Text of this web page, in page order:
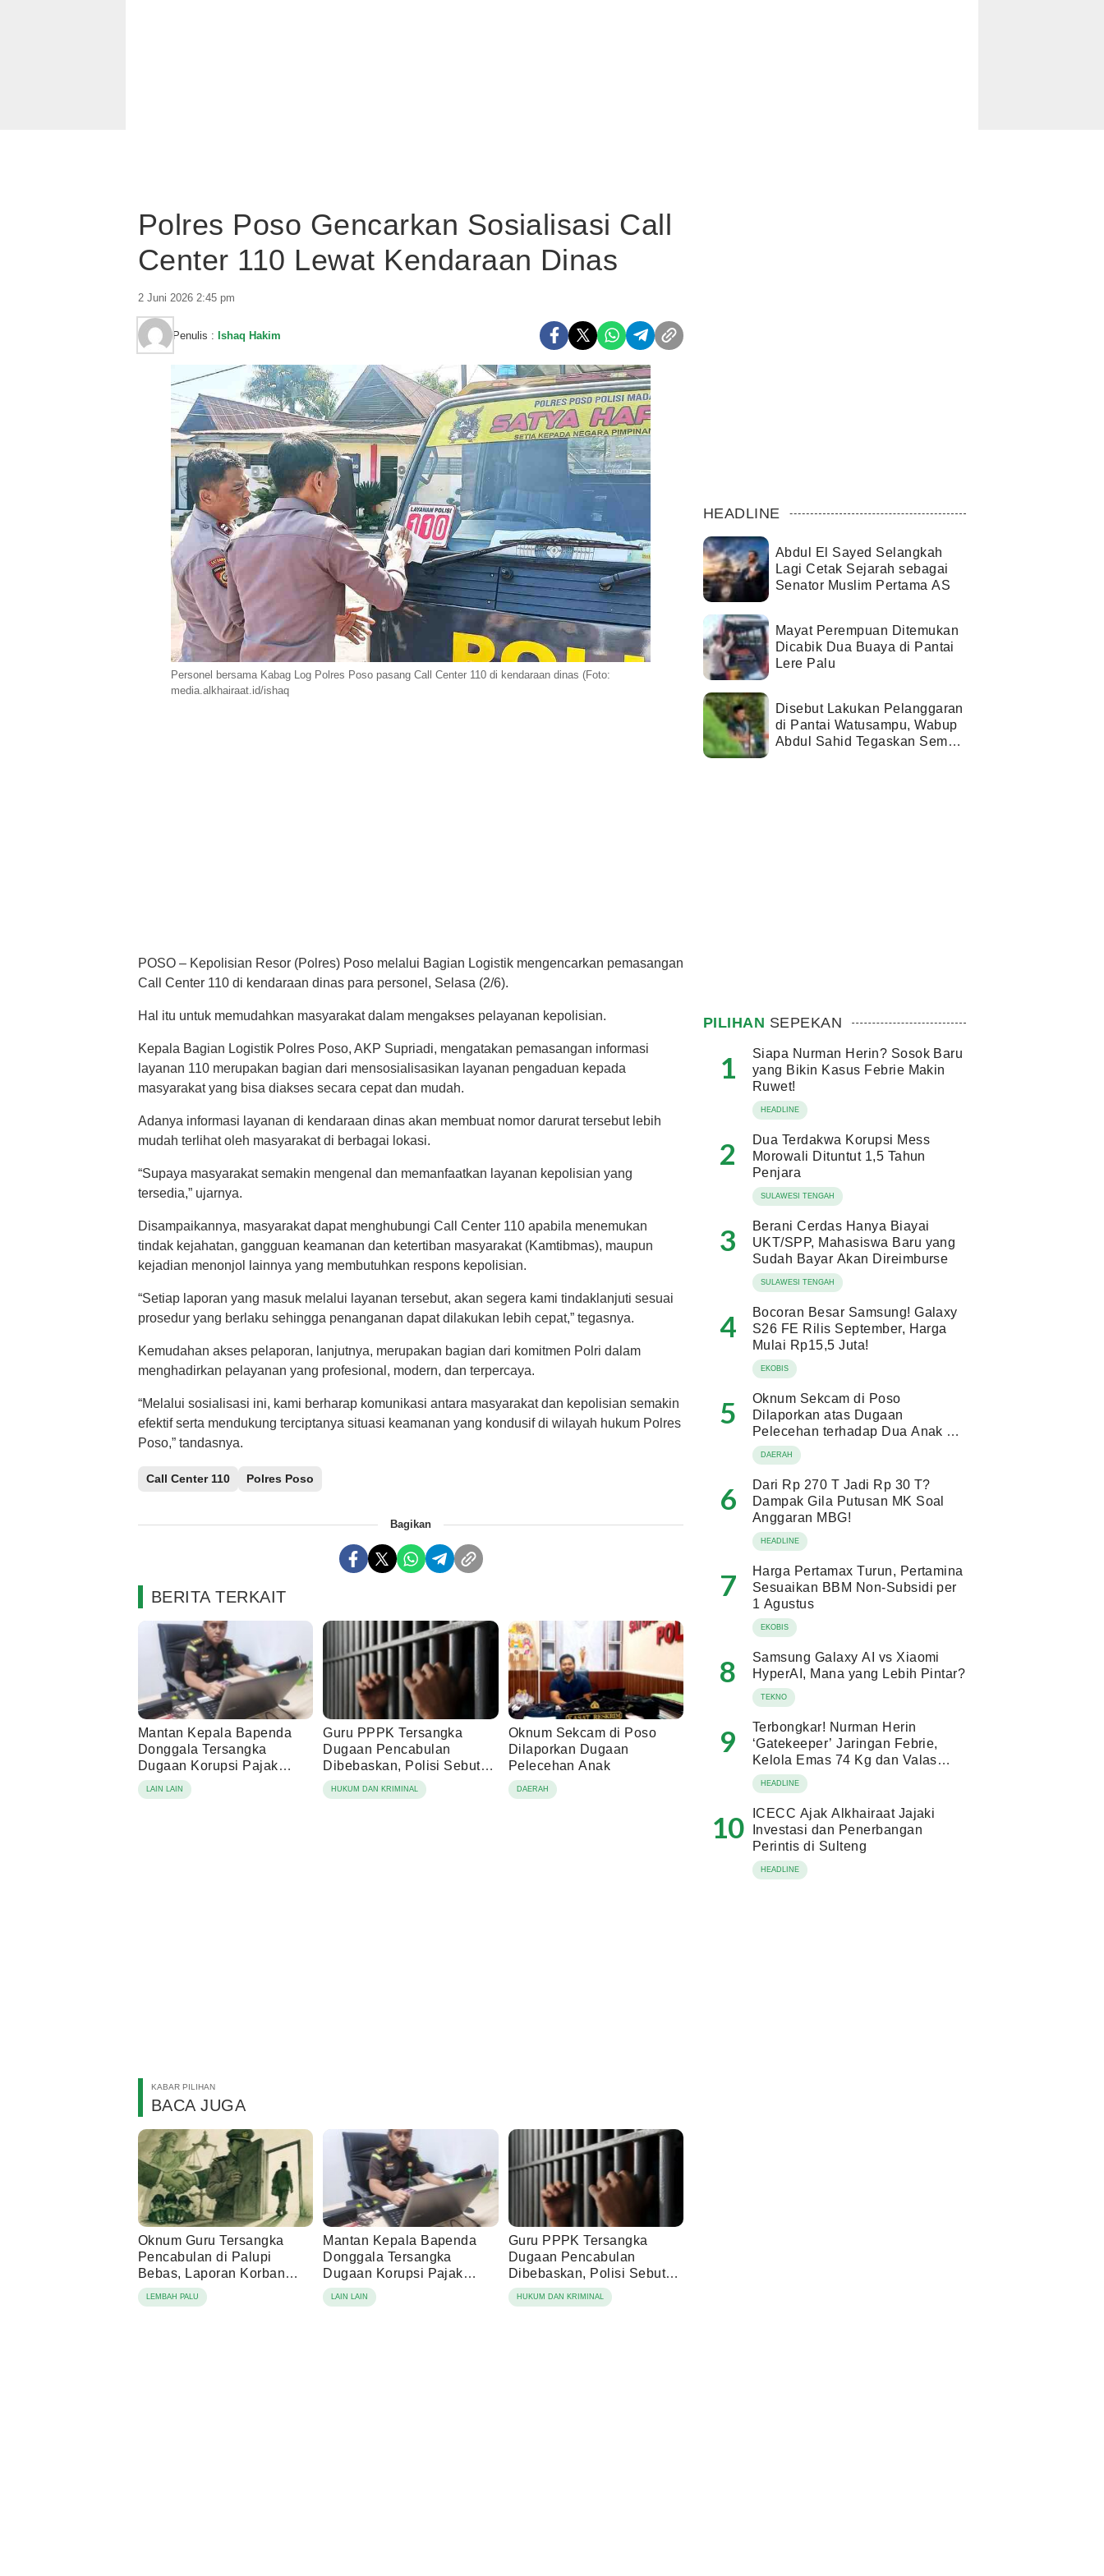
Polres Poso Gencarkan Sosialisasi Call
Center 110 Lewat Kendaraan Dinas
2 Juni 2026 2:45 pm
Penulis : Ishaq Hakim
Personel bersama Kabag Log Polres Poso pasang Call Center 110 di kendaraan dinas (Foto:
media.alkhairaat.id/ishaq
POSO – Kepolisian Resor (Polres) Poso melalui Bagian Logistik mengencarkan pemasangan
Call Center 110 di kendaraan dinas para personel, Selasa (2/6).
Hal itu untuk memudahkan masyarakat dalam mengakses pelayanan kepolisian.
Kepala Bagian Logistik Polres Poso, AKP Supriadi, mengatakan pemasangan informasi
layanan 110 merupakan bagian dari mensosialisasikan layanan pengaduan kepada
masyarakat yang bisa diakses secara cepat dan mudah.
Adanya informasi layanan di kendaraan dinas akan membuat nomor darurat tersebut lebih
mudah terlihat oleh masyarakat di berbagai lokasi.
“Supaya masyarakat semakin mengenal dan memanfaatkan layanan kepolisian yang
tersedia,” ujarnya.
Disampaikannya, masyarakat dapat menghubungi Call Center 110 apabila menemukan
tindak kejahatan, gangguan keamanan dan ketertiban masyarakat (Kamtibmas), maupun
kejadian menonjol lainnya yang membutuhkan respons kepolisian.
“Setiap laporan yang masuk melalui layanan tersebut, akan segera kami tindaklanjuti sesuai
prosedur yang berlaku sehingga penanganan dapat dilakukan lebih cepat,” tegasnya.
Kemudahan akses pelaporan, lanjutnya, merupakan bagian dari komitmen Polri dalam
menghadirkan pelayanan yang profesional, modern, dan terpercaya.
“Melalui sosialisasi ini, kami berharap komunikasi antara masyarakat dan kepolisian semakin
efektif serta mendukung terciptanya situasi keamanan yang kondusif di wilayah hukum Polres
Poso,” tandasnya.
Call Center 110 Polres Poso
Bagikan
BERITA TERKAIT
Mantan Kepala Bapenda
Donggala Tersangka
Dugaan Korupsi Pajak
Tambang
LAIN LAIN
Guru PPPK Tersangka
Dugaan Pencabulan
Dibebaskan, Polisi Sebut
Laporan Dicabut Keluarga
Korban
HUKUM DAN KRIMINAL
Oknum Sekcam di Poso
Dilaporkan Dugaan
Pelecehan Anak
DAERAH
KABAR PILIHAN
BACA JUGA
Oknum Guru Tersangka
Pencabulan di Palupi
Bebas, Laporan Korban
Berujung Damai
LEMBAH PALU
Mantan Kepala Bapenda
Donggala Tersangka
Dugaan Korupsi Pajak
Tambang
LAIN LAIN
Guru PPPK Tersangka
Dugaan Pencabulan
Dibebaskan, Polisi Sebut
Laporan Dicabut Keluarga
Korban
HUKUM DAN KRIMINAL
HEADLINE
Abdul El Sayed Selangkah
Lagi Cetak Sejarah sebagai
Senator Muslim Pertama AS
Mayat Perempuan Ditemukan
Dicabik Dua Buaya di Pantai
Lere Palu
Disebut Lakukan Pelanggaran
di Pantai Watusampu, Wabup
Abdul Sahid Tegaskan Semua
PILIHAN SEPEKAN
1
Siapa Nurman Herin? Sosok Baru
yang Bikin Kasus Febrie Makin
Ruwet!
HEADLINE
2
Dua Terdakwa Korupsi Mess
Morowali Dituntut 1,5 Tahun
Penjara
SULAWESI TENGAH
3
Berani Cerdas Hanya Biayai
UKT/SPP, Mahasiswa Baru yang
Sudah Bayar Akan Direimburse
SULAWESI TENGAH
4
Bocoran Besar Samsung! Galaxy
S26 FE Rilis September, Harga
Mulai Rp15,5 Juta!
EKOBIS
5
Oknum Sekcam di Poso
Dilaporkan atas Dugaan
Pelecehan terhadap Dua Anak di
Bawah Umur
DAERAH
6
Dari Rp 270 T Jadi Rp 30 T?
Dampak Gila Putusan MK Soal
Anggaran MBG!
HEADLINE
7
Harga Pertamax Turun, Pertamina
Sesuaikan BBM Non-Subsidi per
1 Agustus
EKOBIS
8
Samsung Galaxy AI vs Xiaomi
HyperAI, Mana yang Lebih Pintar?
TEKNO
9
Terbongkar! Nurman Herin
‘Gatekeeper’ Jaringan Febrie,
Kelola Emas 74 Kg dan Valas
Ratusan Miliar!
HEADLINE
10
ICECC Ajak Alkhairaat Jajaki
Investasi dan Penerbangan
Perintis di Sulteng
HEADLINE